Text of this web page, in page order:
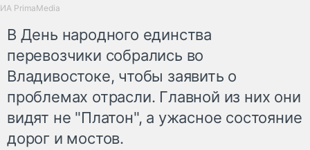
ИА PrimaMedia
В День народного единства
перевозчики собрались во
Владивостоке, чтобы заявить о
проблемах отрасли. Главной из них они
видят не "Платон", а ужасное состояние
дорог и мостов.